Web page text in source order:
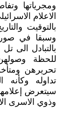
ومجرياتها
الاعلام
بالتوقيت
وسبقا في صور
بالتبادل الى
للحظة
تحريرهن
تداوله
سيتعرض
وذوي الاسرى